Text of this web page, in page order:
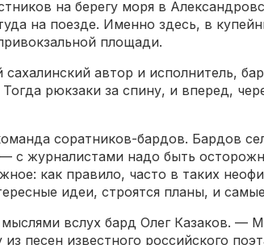
на берегу моря в
на поезде. Именно здесь, в
площади.
автор и исполнитель,
рюкзаки за спину, и вперед,
соратников-бардов. Бардов
с журналистами надо быть
как правило, часто в таких
идеи, строятся планы, и
вслух бард Олег Казаков. —
из песен известного российского